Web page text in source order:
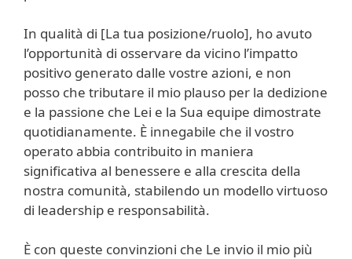
In qualità di [La tua posizione/ruolo], ho avuto
l’opportunità di osservare da vicino l’impatto
positivo generato dalle vostre azioni, e non
posso che tributare il mio plauso per la dedizione
e la passione che Lei e la Sua equipe dimostrate
quotidianamente. È innegabile che il vostro
operato abbia contribuito in maniera
significativa al benessere e alla crescita della
nostra comunità, stabilendo un modello virtuoso
di leadership e responsabilità.
È con queste convinzioni che Le invio il mio più